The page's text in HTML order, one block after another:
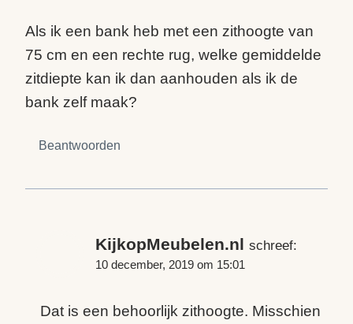
Als ik een bank heb met een zithoogte van
75 cm en een rechte rug, welke gemiddelde
zitdiepte kan ik dan aanhouden als ik de
bank zelf maak?
Beantwoorden
KijkopMeubelen.nl schreef:
10 december, 2019 om 15:01
Dat is een behoorlijk zithoogte. Misschien